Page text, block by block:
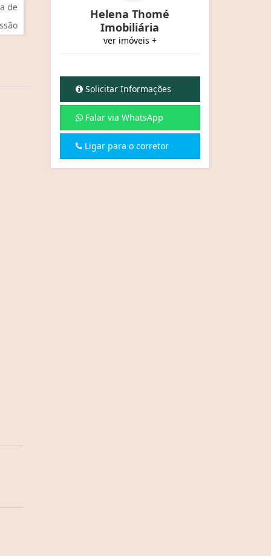
de
Helena Thomé
Imobiliária
ver imóveis +
Solicitar Informações
Falar via WhatsApp
Ligar para o corretor